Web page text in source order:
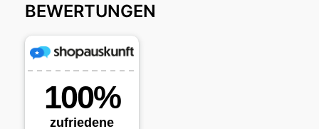
BEWERTUNGEN